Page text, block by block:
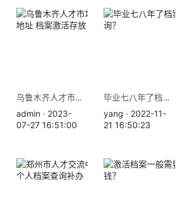
乌鲁木齐人才市场服务中心地址 档案激活存放
admin · 2023-
07-27 16:51:00
毕业七八年了档案在哪里查询？
yang · 2022-11-
21 16:50:23